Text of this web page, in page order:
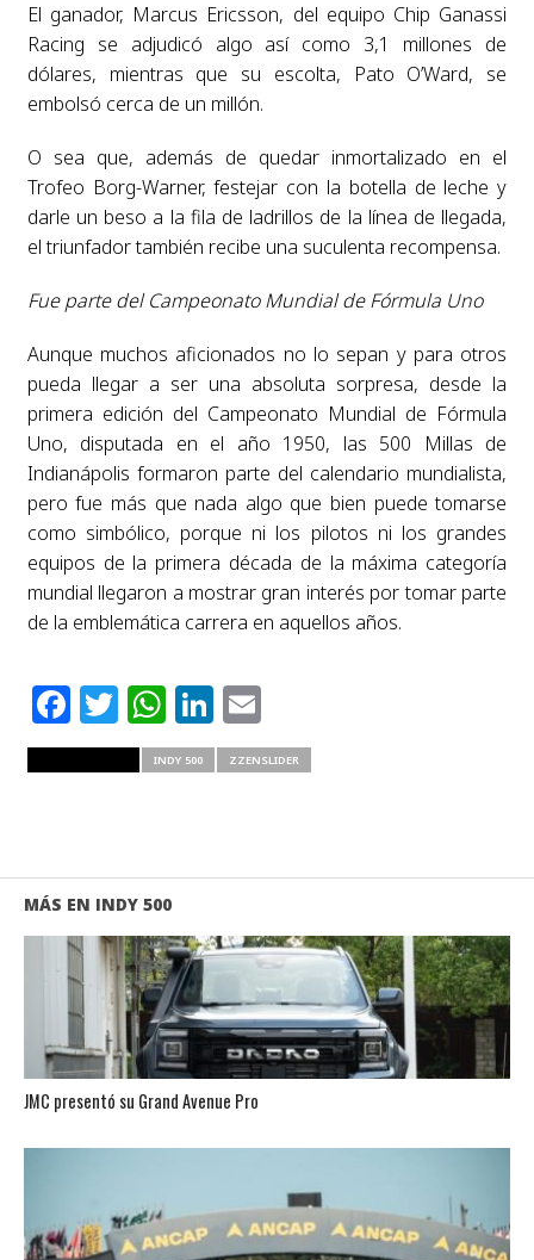
El ganador, Marcus Ericsson, del equipo Chip Ganassi
Racing se adjudicó algo así como 3,1 millones de
dólares, mientras que su escolta, Pato O’Ward, se
embolsó cerca de un millón.
O sea que, además de quedar inmortalizado en el
Trofeo Borg-Warner, festejar con la botella de leche y
darle un beso a la fila de ladrillos de la línea de llegada,
el triunfador también recibe una suculenta recompensa.
Fue parte del Campeonato Mundial de Fórmula Uno
Aunque muchos aficionados no lo sepan y para otros
pueda llegar a ser una absoluta sorpresa, desde la
primera edición del Campeonato Mundial de Fórmula
Uno, disputada en el año 1950, las 500 Millas de
Indianápolis formaron parte del calendario mundialista,
pero fue más que nada algo que bien puede tomarse
como simbólico, porque ni los pilotos ni los grandes
equipos de la primera década de la máxima categoría
mundial llegaron a mostrar gran interés por tomar parte
de la emblemática carrera en aquellos años.
Facebook
Twitter
WhatsApp
LinkedIn
Email
INDY 500 ZZENSLIDER
MÁS EN INDY 500
JMC presentó su Grand Avenue Pro